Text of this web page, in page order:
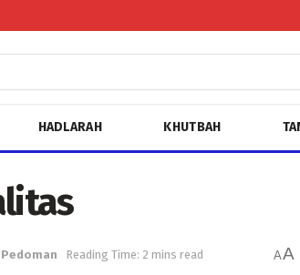
HADLARAH KHUTBAH
Pedoman Reading Time: 2 mins read AA